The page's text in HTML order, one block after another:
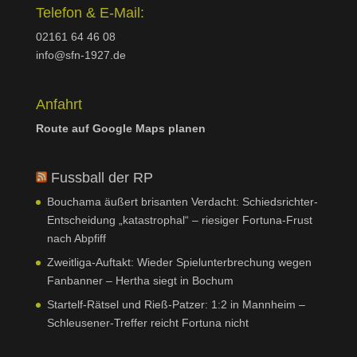
Telefon & E-Mail:
02161 64 46 08
info@sfn-1927.de
Anfahrt
Route auf Google Maps planen
Fussball der RP
Bouchama äußert brisanten Verdacht: Schiedsrichter-
Entscheidung „katastrophal“ – riesiger Fortuna-Frust
nach Abpfiff
Zweitliga-Auftakt: Wieder Spielunterbrechung wegen
Fanbanner – Hertha siegt in Bochum
Startelf-Rätsel und Rieß-Patzer: 1:2 in Mannheim –
Schleusener-Treffer reicht Fortuna nicht